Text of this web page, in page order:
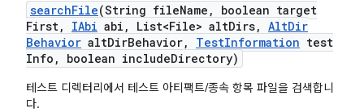
searchFile(String fileName ,
boolean target
First, IAbi abi , List<File> altDirs, AltDir
Behavior altDirBehavior, TestInformation test
Info , boolean includeDirectory)
테스트 디렉터리에서 테스트 아티팩트/종속 항목 파일을 검색합니
다.